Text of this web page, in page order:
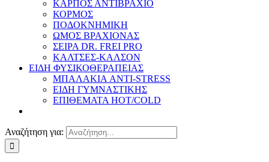
ΚΑΡΠΟΣ ΑΝΤΙΒΡΑΧΙΟ
ΚΟΡΜΟΣ
ΠΟΔΟΚΝΗΜΙΚΗ
ΩΜΟΣ ΒΡΑΧΙΟΝΑΣ
ΣΕΙΡΑ DR. FREI PRO
ΚΑΛΤΣΕΣ-ΚΑΛΣΟΝ
ΕΙΔΗ ΦΥΣΙΚΟΘΕΡΑΠΕΙΑΣ
ΜΠΑΛΑΚΙΑ ANTI-STRESS
ΕΙΔΗ ΓΥΜΝΑΣΤΙΚΗΣ
ΕΠΙΘΕΜΑΤΑ HOT/COLD
Αναζήτηση για: